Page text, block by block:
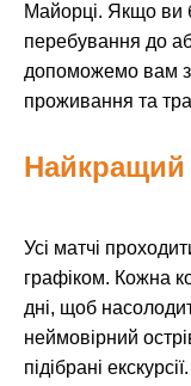
Майорці. Якщо ви
перебування до
допоможемо вам з
проживання та
Найкращий
Усі матчі
графіком. Кожна
дні, щоб
неймовірний
підібрані